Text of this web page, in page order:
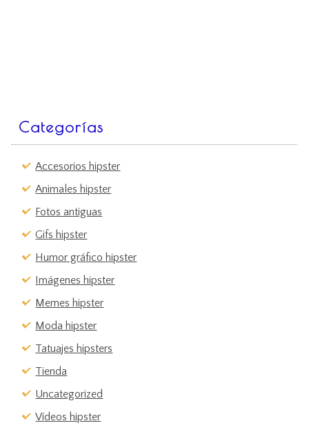
Categorías
Accesorios hipster
Animales hipster
Fotos antiguas
Gifs hipster
Humor gráfico hipster
Imágenes hipster
Memes hipster
Moda hipster
Tatuajes hipsters
Tienda
Uncategorized
Vídeos hipster